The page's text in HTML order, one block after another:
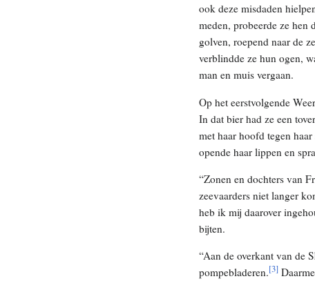
ook deze misdaden
meden, probeerde ze hen
golven, roepend naar de
verblindde ze hun ogen,
man en muis vergaan.
Op het eerstvolgende
In dat bier had ze een
met haar hoofd tegen
opende haar lippen en
“Zonen en dochters van
zeevaarders niet langer
heb ik mij daarover
bijten.
“Aan de overkant van de
pompebladeren.[3]